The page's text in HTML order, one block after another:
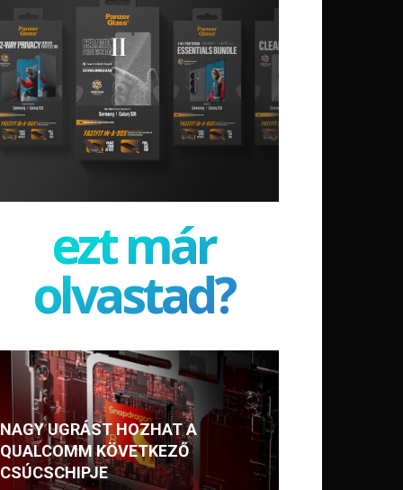
ezt már
olvastad?
NAGY UGRÁST HOZHAT A
QUALCOMM KÖVETKEZŐ
CSÚCSCHIPJE